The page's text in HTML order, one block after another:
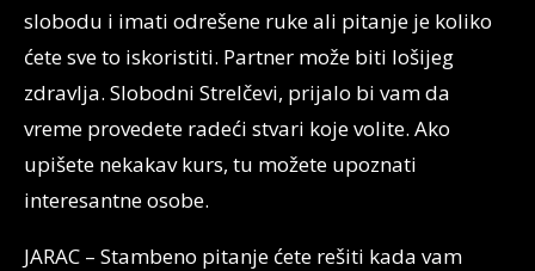
slobodu i imati odrešene ruke ali pitanje je koliko
ćete sve to iskoristiti. Partner može biti lošijeg
zdravlja. Slobodni Strelčevi, prijalo bi vam da
vreme provedete radeći stvari koje volite. Ako
upišete nekakav kurs, tu možete upoznati
interesantne osobe.
JARAC – Stambeno pitanje ćete rešiti kada vam